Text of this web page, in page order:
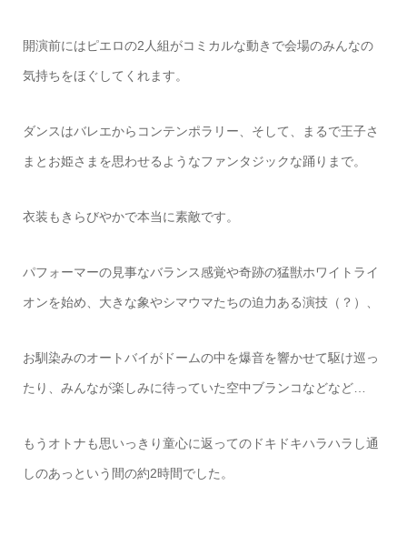
開演前にはピエロの2人組がコミカルな動きで会場のみんなの
気持ちをほぐしてくれます。
ダンスはバレエからコンテンポラリー、そして、まるで王子さ
まとお姫さまを思わせるようなファンタジックな踊りまで。
衣装もきらびやかで本当に素敵です。
パフォーマーの見事なバランス感覚や奇跡の猛獣ホワイトライ
オンを始め、大きな象やシマウマたちの迫力ある演技（？）、
お馴染みのオートバイがドームの中を爆音を響かせて駆け巡っ
たり、みんなが楽しみに待っていた空中ブランコなどなど…
もうオトナも思いっきり童心に返ってのドキドキハラハラし通
しのあっという間の約2時間でした。